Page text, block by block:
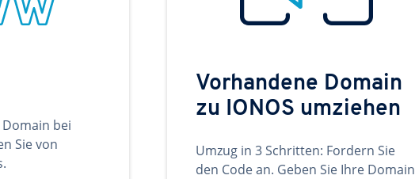
bei
Sie von
Vorhandene Domain
zu IONOS umziehen
Umzug in 3 Schritten: Fordern Sie
den Code an. Geben Sie Ihre Domain